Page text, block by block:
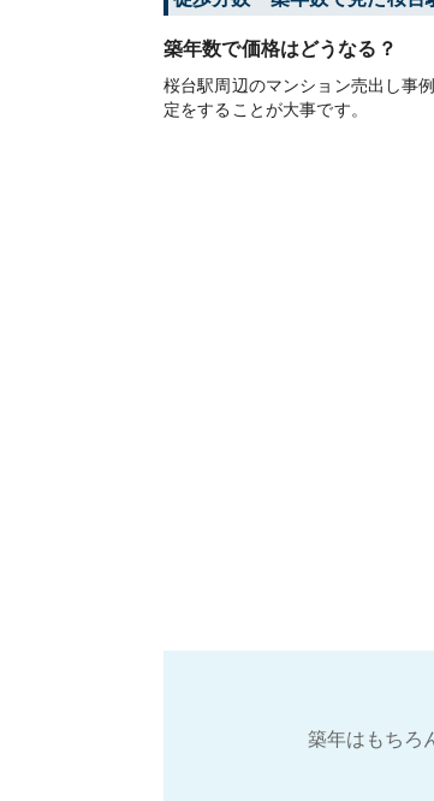
築年数で価格はどうなる？
桜台駅周辺のマンション売出し事
定をすることが大事です。
築年はもちろ